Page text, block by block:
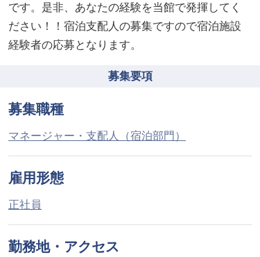
です。是非、あなたの経験を当館で発揮してく
ださい！！宿泊支配人の募集ですので宿泊施設
経験者の応募となります。
募集要項
募集職種
マネージャー・支配人（宿泊部門）
雇用形態
正社員
勤務地・アクセス